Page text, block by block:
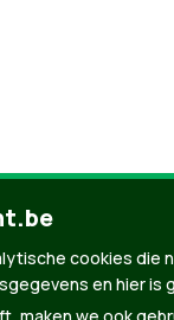
met
cookies die
en hier is